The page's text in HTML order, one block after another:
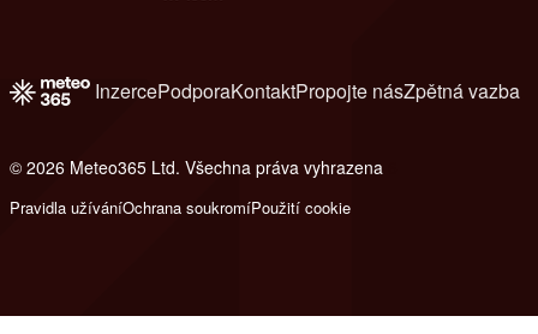
InzercePodporaKontaktPropojte násZpětná vazba
© 2026 Meteo365 Ltd. Všechna práva vyhrazena
Pravidla užíváníOchrana soukromíPoužití cookie